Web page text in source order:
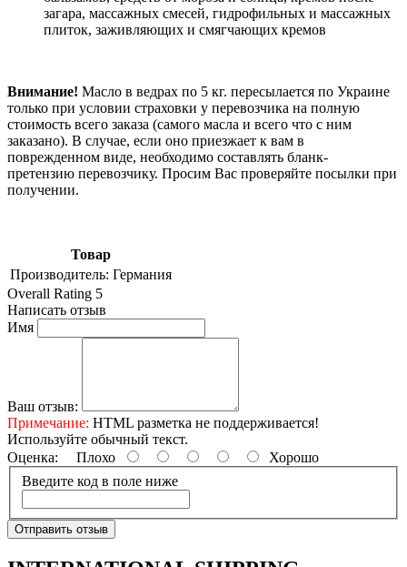
загара, массажных смесей, гидрофильных и массажных
плиток, заживляющих и смягчающих кремов
Внимание! Масло в ведрах по 5 кг. пересылается по Украине
только при условии страховки у перевозчика на полную
стоимость всего заказа (самого масла и всего что с ним
заказано). В случае, если оно приезжает к вам в
поврежденном виде, необходимо составлять бланк-
претензию перевозчику. Просим Вас проверяйте посылки при
получении.
Товар
Производитель: Германия
Overall Rating 5
Написать отзыв
Имя
Ваш отзыв:
Примечание: HTML разметка не поддерживается!
Используйте обычный текст.
Оценка: Плохо
Хорошо
Введите код в поле ниже
Отправить отзыв